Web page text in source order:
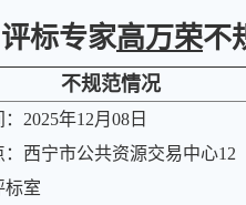
评标专家高万荣不
不规范情况
：2025年12月08日
：西宁市公共资源交易中心12
标室